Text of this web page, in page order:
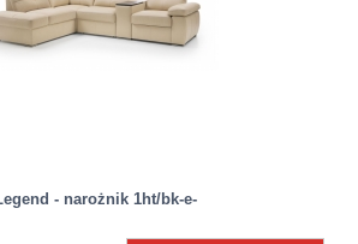
- narożnik 1ht/bk-e-